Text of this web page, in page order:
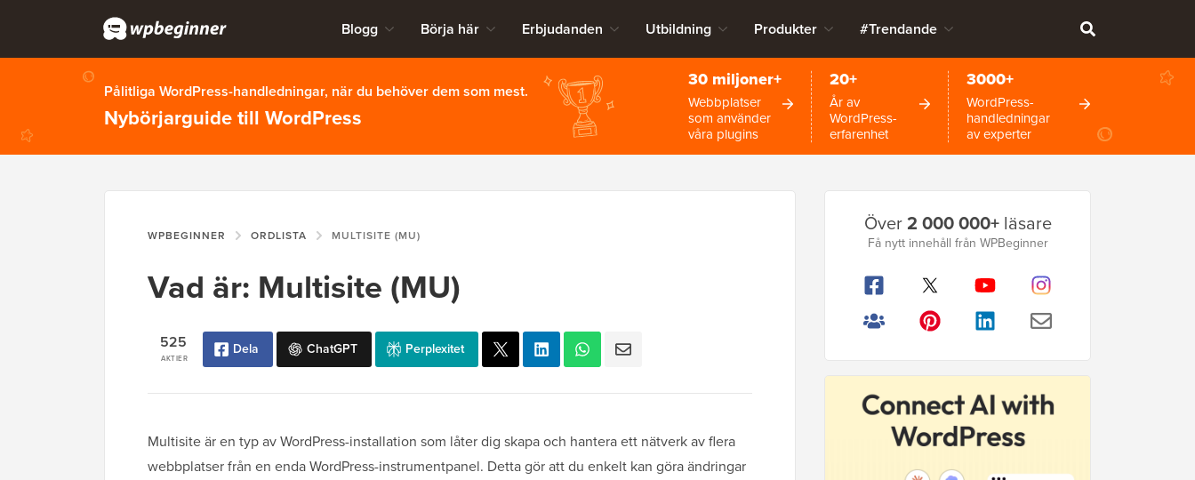
Blogg Börja här Erbjudanden Utbildning Produkter #Trendande
Pålitliga WordPress-handledningar, när du behöver dem som mest.
Nybörjarguide till WordPress
30 miljoner+
Webbplatser
som använder
våra plugins
20+
År av
WordPress-
erfarenhet
3000+
WordPress-
handledningar
av experter
WPBEGINNER ORDLISTA MULTISITE (MU)
Vad är: Multisite (MU)
AKTIER
525 Dela ChatGPT Perplexitet
Multisite är en typ av WordPress-installation som låter dig skapa och hantera ett nätverk av flera
webbplatser från en enda WordPress-instrumentpanel. Detta gör att du enkelt kan göra ändringar
Primär
sidofält
Över2 000 000+läsare
Få nytt innehåll från WPBeginner